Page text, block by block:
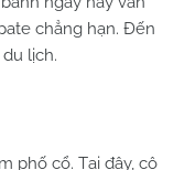
chẳng hạn. Đến
lịch.
phố cổ. Tại đây, cô